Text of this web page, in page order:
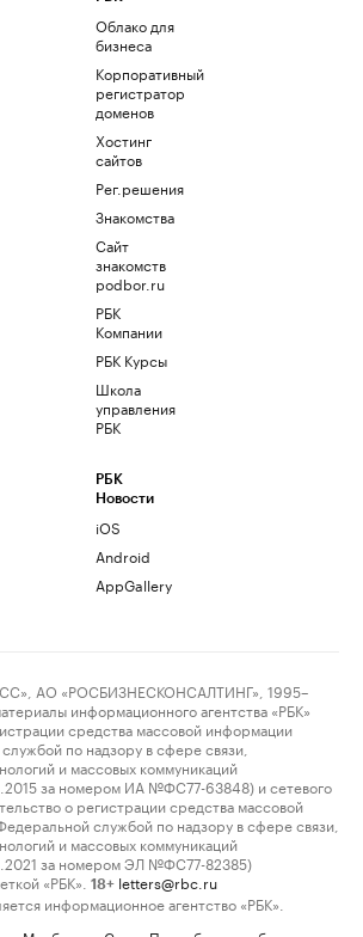
Облако для
бизнеса
Корпоративный
регистратор
доменов
Хостинг
сайтов
Рег.решения
Знакомства
Сайт
знакомств
podbor.ru
РБК
Компании
РБК Курсы
Школа
управления
РБК
РБК
Новости
iOS
Android
AppGallery
АО «РОСБИЗНЕСКОНСАЛТИНГ», 1995–
информационного агентства «РБК»
средства массовой информации
по надзору в сфере связи,
и массовых коммуникаций
за номером ИА №ФС77-63848) и сетевого
о регистрации средства массовой
службой по надзору в сфере связи,
и массовых коммуникаций
за номером ЭЛ №ФС77-82385)
«РБК».
18+ letters@rbc.ru
информационное агентство «РБК».